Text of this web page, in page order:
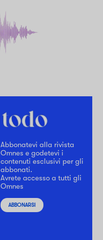
Abbonatevi alla rivista
Omnes e godetevi i
contenuti esclusivi per gli
abbonati.
Avrete accesso a tutti gli
Omnes
ABBONARSI